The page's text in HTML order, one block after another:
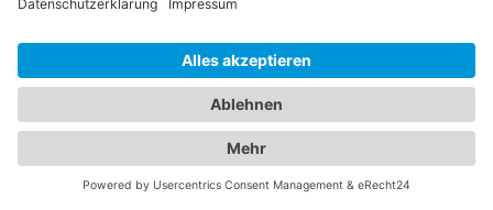
detaillierte Einblicke in erstklassige Hotels. Wir
bieten Ihnen eine vielseitige Plattform, um sowohl
Ihre Mobilität im Straßenverkehr als auch Ihren
Komfort während des Aufenthalts in einemHotel
Wannweilzu gewährleisten. Erfahren Sie mehr
über die verschiedenen Abschleppdienste in Ihrer
Region. Unsere Datenbank enthält eine Auswahl
an professionellen Anbietern, die Ihnen im Falle